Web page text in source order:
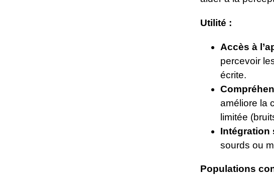
Utilité :
Accès à
percevoir
écrite.
améliore la
limitée
Intégration
sourds ou
Populations